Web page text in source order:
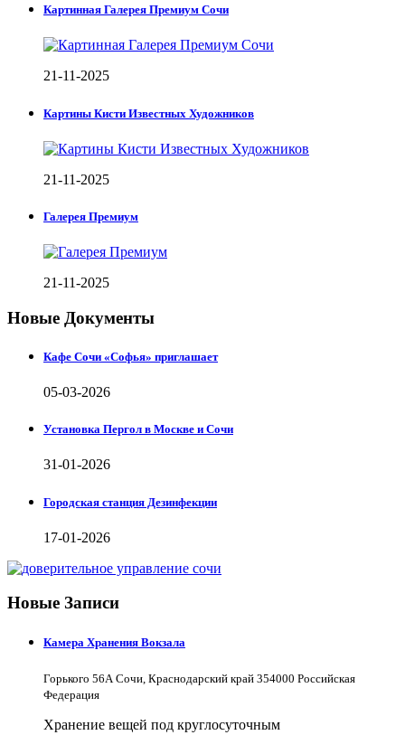
Картинная Галерея Премиум Сочи
21-11-2025
Картины Кисти Известных Художников
21-11-2025
Галерея Премиум
21-11-2025
Новые Документы
Кафе Сочи «Софья» приглашает
05-03-2026
Установка Пергол в Москве и Сочи
31-01-2026
Городская станция Дезинфекции
17-01-2026
Новые Записи
Камера Хранения Вокзала
Горького 56А Сочи, Краснодарский край 354000 Российская
Федерация
Хранение вещей под круглосуточным